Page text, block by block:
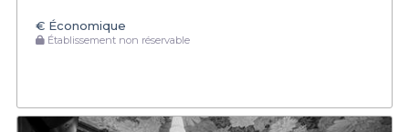
€ Économique
Établissement non réservable